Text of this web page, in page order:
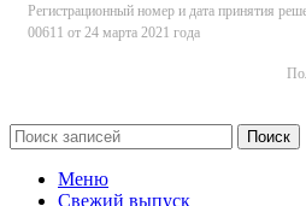
Регистрационный номер и дата принятия
00611 от 24 марта 2021 года
Поиск
Меню
Свежий выпуск